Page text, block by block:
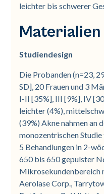
leichter bis schwerer
Materialien
Studiendesign
Die Probanden (n=23,
SD], 20 Frauen und 3
I-II [35%], III [9%], IV
leichter (4%),
(39%) Akne nahmen an
monozentrischen
5 Behandlungen in 2-
650 bis 650 gepulster
Mikrosekundenbereich
Aerolase Corp.,